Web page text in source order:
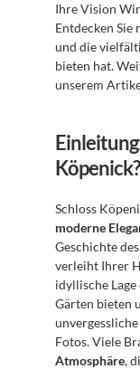
Ihre Vision
Entdecken
und die
bieten hat.
unserem
Köpenick?
Schloss
moderne
Geschichte
verleiht Ihrer
idyllische
Gärten bieten
Fotos. Viele
Atmosphäre,